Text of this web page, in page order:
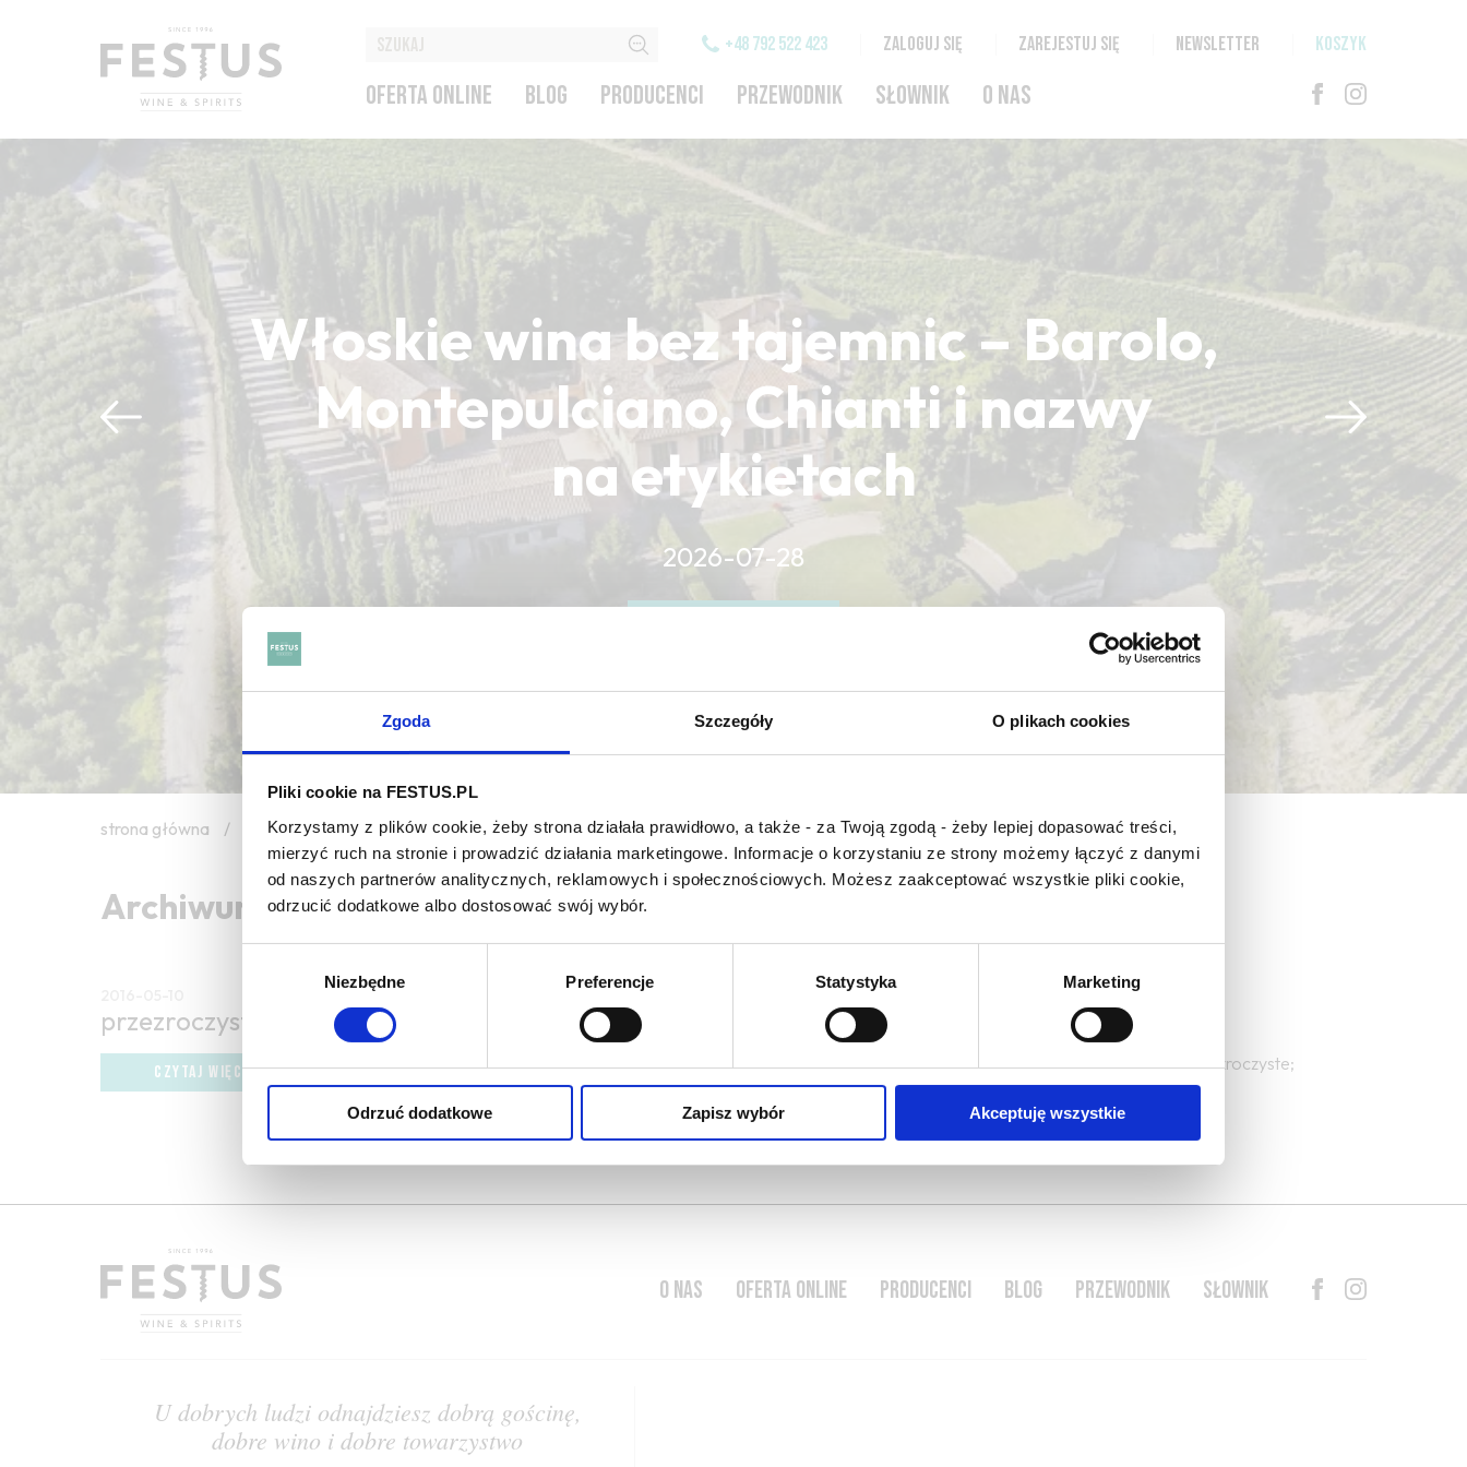
Zgoda Szczegóły O plikach cookies
Pliki cookie na FESTUS.PL
Korzystamy z plików cookie, żeby strona działała prawidłowo, a także - za Twoją zgodą - żeby lepiej dopasować treści,
mierzyć ruch na stronie i prowadzić działania marketingowe. Informacje o korzystaniu ze strony możemy łączyć z danymi
od naszych partnerów analitycznych, reklamowych i społecznościowych. Możesz zaakceptować wszystkie pliki cookie,
odrzucić dodatkowe albo dostosować swój wybór.
Niezbędne Preferencje Statystyka Marketing
Odrzuć dodatkowe Zapisz wybór Akceptuję wszystkie
+48 792 522 423 ZALOGUJ SIĘ ZAREJESTUJ SIĘ NEWSLETTER KOSZYK
OFERTA ONLINE BLOG PRODUCENCI PRZEWODNIK SŁOWNIK O NAS
Włoskie wina bez tajemnic – Barolo,
Montepulciano, Chianti i nazwy
na etykietach
2026-07-28
CZYTAJ WIĘCEJ
CZYTAJ WIĘCEJ
strona główna / limpidité
Archiwum wpisów tagu: limpidité
przezroczystość, przezroczyste
CZYTAJ WIĘCEJ
przejrzyste
2016-05-10
wino lśniące, jasne, niekoniecznie białe; transparentne; przezroczyste;
błyszczące; skala przezroczystości
O NAS OFERTA ONLINE PRODUCENCI BLOG PRZEWODNIK SŁOWNIK
U dobrych ludzi odnajdziesz dobrą gościnę,
dobre wino i dobre towarzystwo